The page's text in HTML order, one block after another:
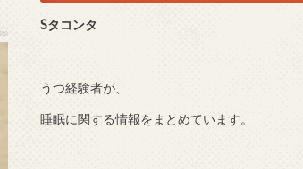
Sタコンタ
うつ経験者が、
睡眠に関する情報をまとめています。